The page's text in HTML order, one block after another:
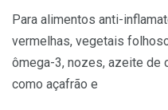
Para alimentos anti-
vermelhas, vegetais
ômega-3, nozes, azeite de
como açafrão e